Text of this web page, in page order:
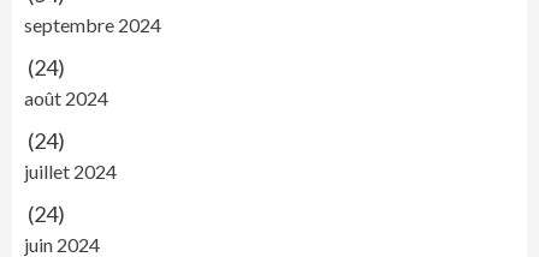
septembre 2024
(24)
août 2024
(24)
juillet 2024
(24)
juin 2024